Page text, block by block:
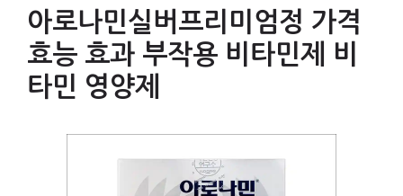
아로나민실버프리미엄정 가격
효능 효과 부작용 비타민제 비
타민 영양제